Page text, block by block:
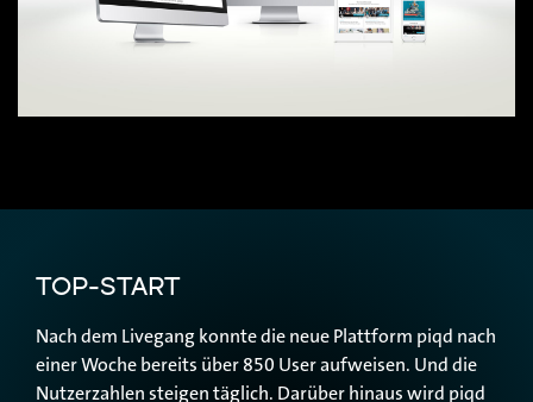
TOP-START
Nach dem Livegang konnte die neue Plattform piqd nach
einer Woche bereits über 850 User aufweisen. Und die
Nutzerzahlen steigen täglich. Darüber hinaus wird piqd